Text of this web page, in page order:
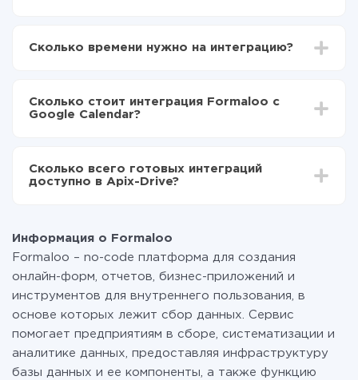
Выбираете какие данные передавать из Formaloo
Теперь данные будут автоматически
передаваться из Formaloo в Google Calendar
Сколько времени нужно на интеграцию?
отличаться и составлять от 5-ти до 30-минут. В
среднем настройка занимает 10-15 минут.
Сколько стоит интеграция Formaloo с
Google Calendar?
функционал. Вы оплачиваете только количество
данных, которые по факту передаются из одной
перейти на платный, при необходимости. Подробнее
отарифах.
Сколько всего готовых интеграций
доступно в Apix-Drive?
Информация о Formaloo
Formaloo – no-code платформа для создания
онлайн-форм, отчетов, бизнес-приложений и
инструментов для внутреннего пользования, в
основе которых лежит сбор данных. Сервис
помогает предприятиям в сборе, систематизации и
аналитике данных, предоставляя инфраструктуру
базы данных и ее компоненты, а также функцию